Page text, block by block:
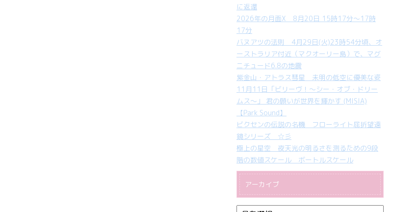
に返還
2026年の月面X 8月20日 15時17分～17時
17分
バヌアツの法則 4月29日(火)23時54分頃、オ
ーストラリア付近（マクオーリー島）で、マグ
ニチュード6.8の地震
紫金山・アトラス彗星 未明の低空に優美な姿
11月11日「ビリーヴ！～シー・オブ・ドリー
ムス～」 君の願いが世界を輝かす (MISIA)
【Park Sound】
ビクセンの伝説の名機 フローライト屈折望遠
鏡シリーズ ☆彡
極上の星空 夜天光の明るさを測るための9段
階の数値スケール ボートルスケール
アーカイブ